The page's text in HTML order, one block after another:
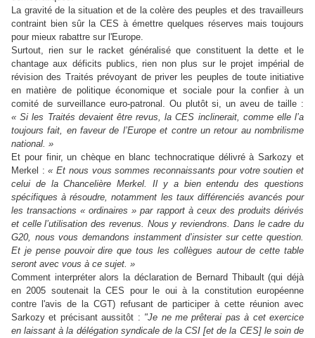
La gravité de la situation et de la colère des peuples et des travailleurs
contraint bien sûr la CES à émettre quelques réserves mais toujours
pour mieux rabattre sur l'Europe.
Surtout, rien sur le racket généralisé que constituent la dette et le
chantage aux déficits publics, rien non plus sur le projet impérial de
révision des Traités prévoyant de priver les peuples de toute initiative
en matière de politique économique et sociale pour la confier à un
comité de surveillance euro-patronal. Ou plutôt si, un aveu de taille :
« Si les Traités devaient être revus, la CES inclinerait, comme elle l’a
toujours fait, en faveur de l’Europe et contre un retour au nombrilisme
national. »
Et pour finir, un chèque en blanc technocratique délivré à Sarkozy et
Merkel :« Et nous vous sommes reconnaissants pour votre soutien et
celui de la Chancelière Merkel. Il y a bien entendu des questions
spécifiques à résoudre, notamment les taux différenciés avancés pour
les transactions « ordinaires » par rapport à ceux des produits dérivés
et celle l’utilisation des revenus. Nous y reviendrons. Dans le cadre du
G20, nous vous demandons instamment d’insister sur cette question.
Et je pense pouvoir dire que tous les collègues autour de cette table
seront avec vous à ce sujet. »
Comment interpréter alors la déclaration de Bernard Thibault (qui déjà
en 2005 soutenait la CES pour le oui à la constitution européenne
contre l'avis de la CGT) refusant de participer à cette réunion avec
Sarkozy et précisant aussitôt : "Je ne me prêterai pas à cet exercice
en laissant à la délégation syndicale de la CSI [et de la CES] le soin de